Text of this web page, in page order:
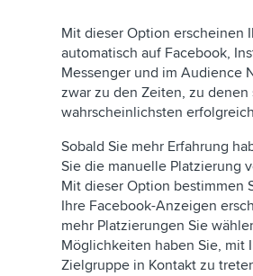
Mit dieser Option erscheinen
automatisch auf Facebook,
Messenger und im Audience
zwar zu den Zeiten, zu denen
wahrscheinlichsten
Sobald Sie mehr Erfahrung
Sie die manuelle Platzierung
Mit dieser Option bestimmen
Ihre Facebook-Anzeigen
mehr Platzierungen Sie
Möglichkeiten haben Sie, mit
Zielgruppe in Kontakt zu